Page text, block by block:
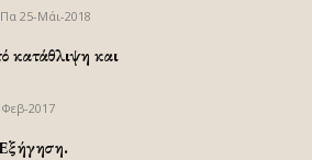
Πα 25-Μάι-2018
κατάθλιψη και
2017